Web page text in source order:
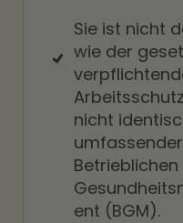
Sie ist nicht
wie der
nicht
Betrieblichen
ent (BGM).